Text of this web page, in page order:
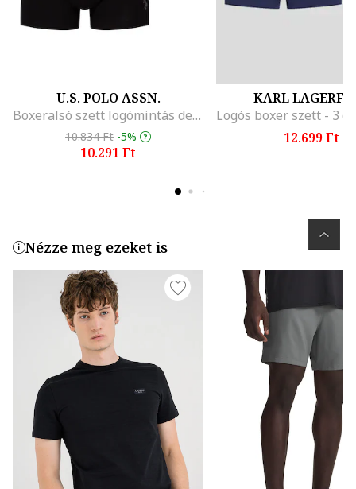
U.S. POLO ASSN.
Boxeralsó szett logómintás derékpánttal - 3 db, Fekete/Szürke
10.834 Ft -5%
10.291 Ft
KARL
12.699 Ft
Nézze meg ezeket is